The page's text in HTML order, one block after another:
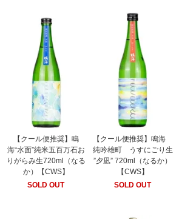
【クール便推奨】鳴
海“水面”純米五百万石お
りがらみ生720ml（なる
か）【CWS】
SOLD OUT
【クール便推奨】鳴海
純吟雄町 うすにごり生
”夕凪” 720ml（なるか）
【CWS】
SOLD OUT